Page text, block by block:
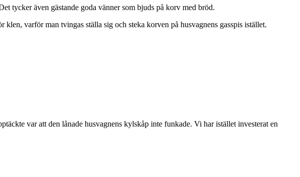
tycker även gästande goda vänner som bjuds på korv med bröd.
varför man tvingas ställa sig och steka korven på husvagnens gasspis istället.
var att den lånade husvagnens kylskåp inte funkade. Vi har istället investerat en